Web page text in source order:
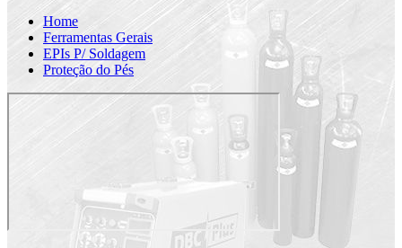
Home
Ferramentas Gerais
EPIs P/ Soldagem
Proteção do Pés